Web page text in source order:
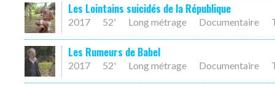
Les Lointains suicidés de la République
2017 52' Long métrage Documentaire
Les Rumeurs de Babel
2017 52' Long métrage Documentaire